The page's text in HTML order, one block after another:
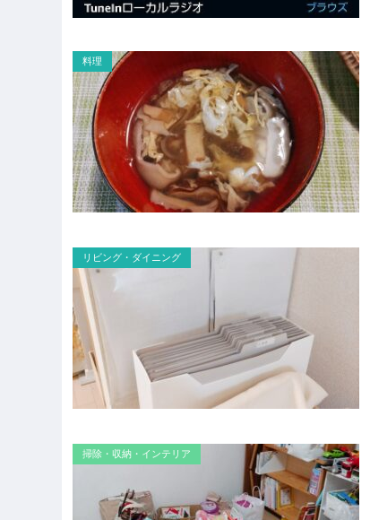
料理
リビング・ダイニング
掃除・収納・インテリア